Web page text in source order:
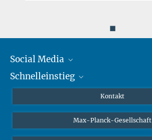
◼
Social Media
Mastodon
Schnelleinstieg
Studierende
Schüler*innen
Kontakt
Max-Planck-Gesellschaft